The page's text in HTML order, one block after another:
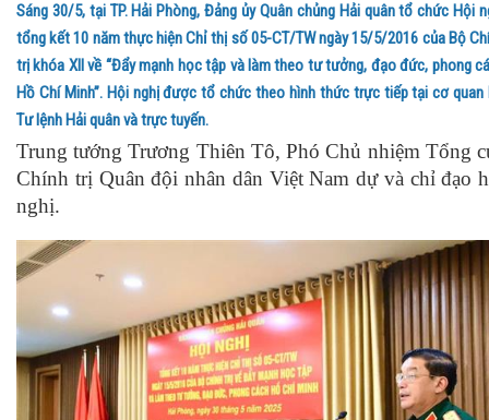
Sáng 30/5, tại TP. Hải Phòng, Đảng ủy Quân chủng Hải quân tổ chức Hội
tổng kết 10 năm thực hiện Chỉ thị số 05-CT/TW ngày 15/5/2016 của Bộ
trị khóa XII về “Đẩy mạnh học tập và làm theo tư tưởng, đạo đức, phong
Hồ Chí Minh”. Hội nghị được tổ chức theo hình thức trực tiếp tại cơ quan
Tư lệnh Hải quân và trực tuyến.
Trung tướng Trương Thiên Tô, Phó Chủ nhiệm Tổng
Chính trị Quân đội nhân dân Việt Nam dự và chỉ đạo
nghị.